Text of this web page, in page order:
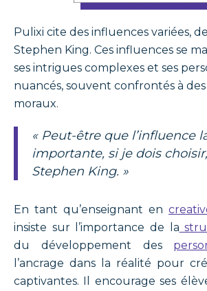
Pulixi cite des influences variées,
Stephen King. Ces influences se
ses intrigues complexes et ses
nuancés, souvent confrontés à
moraux.
« Peut-être que l’influence
importante, si je dois
Stephen King. »
En tant qu’enseignant en
insiste sur l’importance de la
du développement des
l’ancrage dans la réalité pour
captivantes. Il encourage ses